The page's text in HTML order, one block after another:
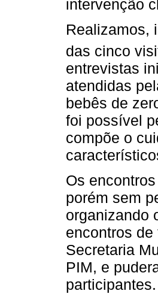
intervenção
Realizamos,
das cinco
entrevistas
atendidas
bebês de
foi possível
compõe o
Os
porém sem
organizando
encontros
Secretaria
PIM, e
participantes.